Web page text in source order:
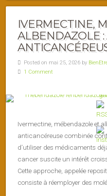
IVERMECTINE,
ALBENDAZOLE :
Posted on mai 25, 2026 by
1 Comment
Ivermectine, mébendazole et
anticancéreuse combinée
d’utiliser des médicaments
cancer suscite un intérêt
Cette approche, appelée
consiste à réemployer des